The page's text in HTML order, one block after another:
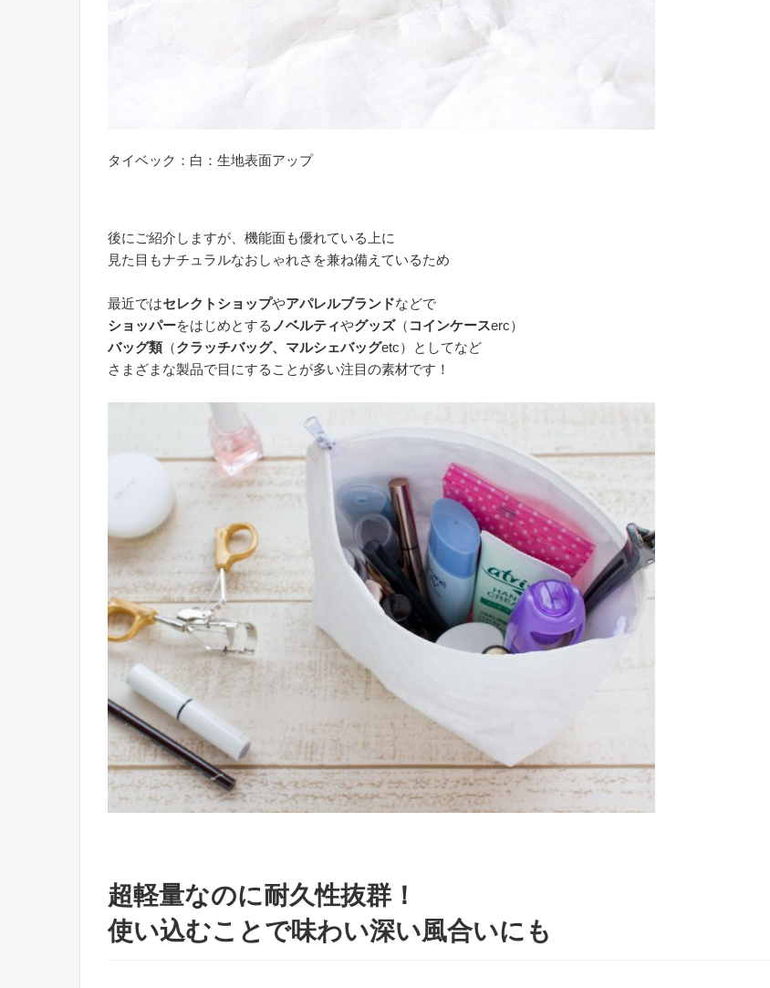
タイベック：白：生地表面アップ
後にご紹介しますが、機能面も優れている上に
見た目もナチュラルなおしゃれさを兼ね備えているため
最近ではセレクトショップやアパレルブランドなどで
ショッパーをはじめとする ノベルティやグッズ（ コインケースerc）
バッグ類 （クラッチバッグ、マルシェバッグetc）としてなど
さまざまな製品で目にすることが多い注目の素材です！
超軽量なのに耐久性抜群！
使い込むことで味わい深い風合いにも